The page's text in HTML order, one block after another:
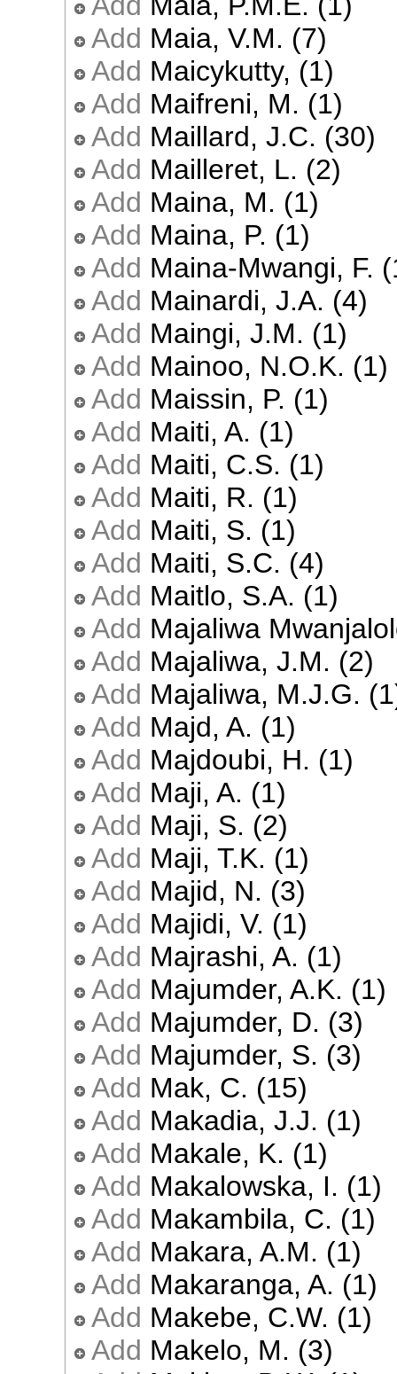
Add Maia, V.M. (7)
Add Maicykutty, (1)
Add Maifreni, M. (1)
Add Maillard, J.C. (30)
Add Mailleret, L. (2)
Add Maina, M. (1)
Add Maina, P. (1)
Add Maina-Mwangi, F.
Add Mainardi, J.A. (4)
Add Maingi, J.M. (1)
Add Mainoo, N.O.K. (1)
Add Maissin, P. (1)
Add Maiti, A. (1)
Add Maiti, C.S. (1)
Add Maiti, R. (1)
Add Maiti, S. (1)
Add Maiti, S.C. (4)
Add Maitlo, S.A. (1)
Add Majaliwa
Add Majaliwa, J.M. (2)
Add Majaliwa, M.J.G.
Add Majd, A. (1)
Add Majdoubi, H. (1)
Add Maji, A. (1)
Add Maji, S. (2)
Add Maji, T.K. (1)
Add Majid, N. (3)
Add Majidi, V. (1)
Add Majrashi, A. (1)
Add Majumder, A.K. (1)
Add Majumder, D. (3)
Add Majumder, S. (3)
Add Mak, C. (15)
Add Makadia, J.J. (1)
Add Makale, K. (1)
Add Makalowska, I. (1)
Add Makambila, C. (1)
Add Makara, A.M. (1)
Add Makaranga, A. (1)
Add Makebe, C.W. (1)
Add Makelo, M. (3)